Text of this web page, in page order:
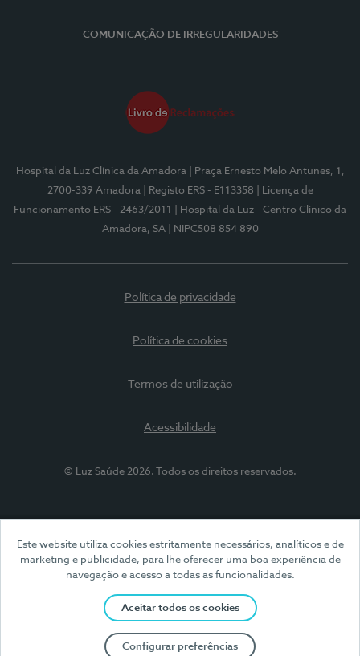
Este website utiliza cookies estritamente necessários, analíticos e de
marketing e publicidade, para lhe oferecer uma boa experiência de
navegação e acesso a todas as funcionalidades.
Aceitar todos os cookies
Configurar preferências
COMUNICAÇÃO DE IRREGULARIDADES
Hospital da Luz Clínica da Amadora
| Praça Ernesto Melo Antunes, 1,
2700-339 Amadora
| Registo ERS - E113358
| Licença de
Funcionamento ERS - 2463/2011
| Hospital da Luz - Centro Clínico da
Amadora, SA
| NIPC508 854 890
Política de privacidade
Política de cookies
Termos de utilização
Acessibilidade
© Luz Saúde 2026. Todos os direitos reservados.